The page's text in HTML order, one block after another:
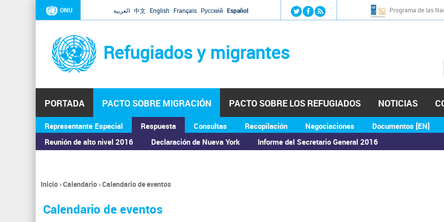
Jump to navigation
ONU العربية 中文 English Français Русский Español Programa de las
Refugiados y migrantes
PORTADA PACTO SOBRE MIGRACIÓN
Representante Especial
Respuesta
Reunión de alto nivel 2016
Declaración de Nueva York Informe del Secretario General 2016
Consultas Recopilación Negociaciones Documentos [EN]
PACTO SOBRE LOS REFUGIADOS NOTICIAS
ASAMBLEA GENERAL
Se
encuentra
usted
Inicio›Calendario›Calendario de eventos
Calendario de eventos